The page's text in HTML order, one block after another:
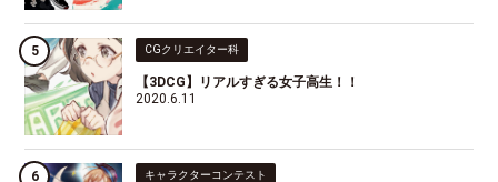
CGクリエイター科
【3DCG】リアルすぎる女子高生！！
2020.6.11
キャラクターコンテスト